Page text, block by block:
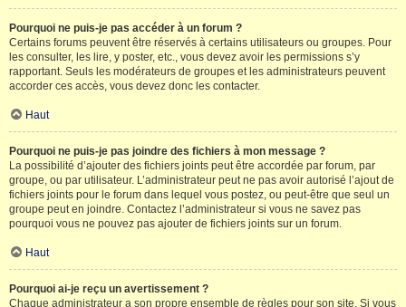
Pourquoi ne puis-je pas accéder à un forum ?
Certains forums peuvent être réservés à certains utilisateurs ou groupes. Pour
les consulter, les lire, y poster, etc., vous devez avoir les permissions s’y
rapportant. Seuls les modérateurs de groupes et les administrateurs peuvent
accorder ces accès, vous devez donc les contacter.
Haut
Pourquoi ne puis-je pas joindre des fichiers à mon message ?
La possibilité d’ajouter des fichiers joints peut être accordée par forum, par
groupe, ou par utilisateur. L’administrateur peut ne pas avoir autorisé l’ajout de
fichiers joints pour le forum dans lequel vous postez, ou peut-être que seul un
groupe peut en joindre. Contactez l’administrateur si vous ne savez pas
pourquoi vous ne pouvez pas ajouter de fichiers joints sur un forum.
Haut
Pourquoi ai-je reçu un avertissement ?
Chaque administrateur a son propre ensemble de règles pour son site. Si vous